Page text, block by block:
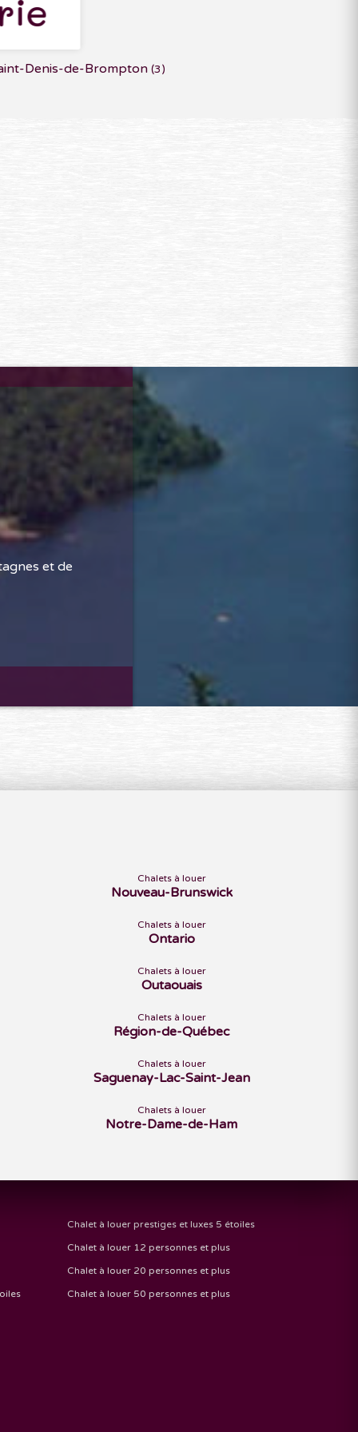
Denis-de-Brompton (3)
et de
Chalets à louer
Nouveau-Brunswick
Chalets à louer
Ontario
Chalets à louer
Outaouais
Chalets à louer
Région-de-Québec
Chalets à louer
Saguenay-Lac-Saint-Jean
Chalets à louer
Notre-Dame-de-Ham
Chalet à louer prestiges et luxes 5 étoiles
Chalet à louer 12 personnes et plus
Chalet à louer 20 personnes et plus
Chalet à louer 50 personnes et plus